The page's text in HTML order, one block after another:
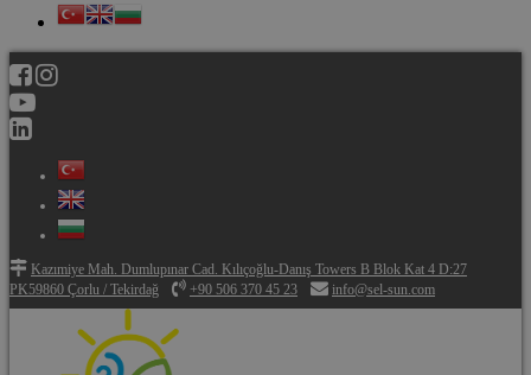
Kazımiye Mah. Dumlupınar Cad. Kılıçoğlu-Danış Towers B Blok Kat 4 D:27
PK59860 Çorlu / Tekirdağ
+90 506 370 45 23 info@sel-sun.com